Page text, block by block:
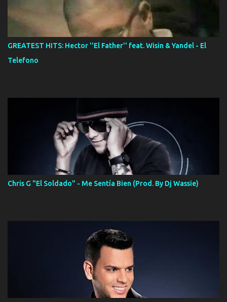
GREATEST HITS: Hector ''El Father'' feat. Wisin & Yandel - El
Telefono
Chris G "El Soldado" - Me Sentía Bien (Prod. By Dj Wassie)